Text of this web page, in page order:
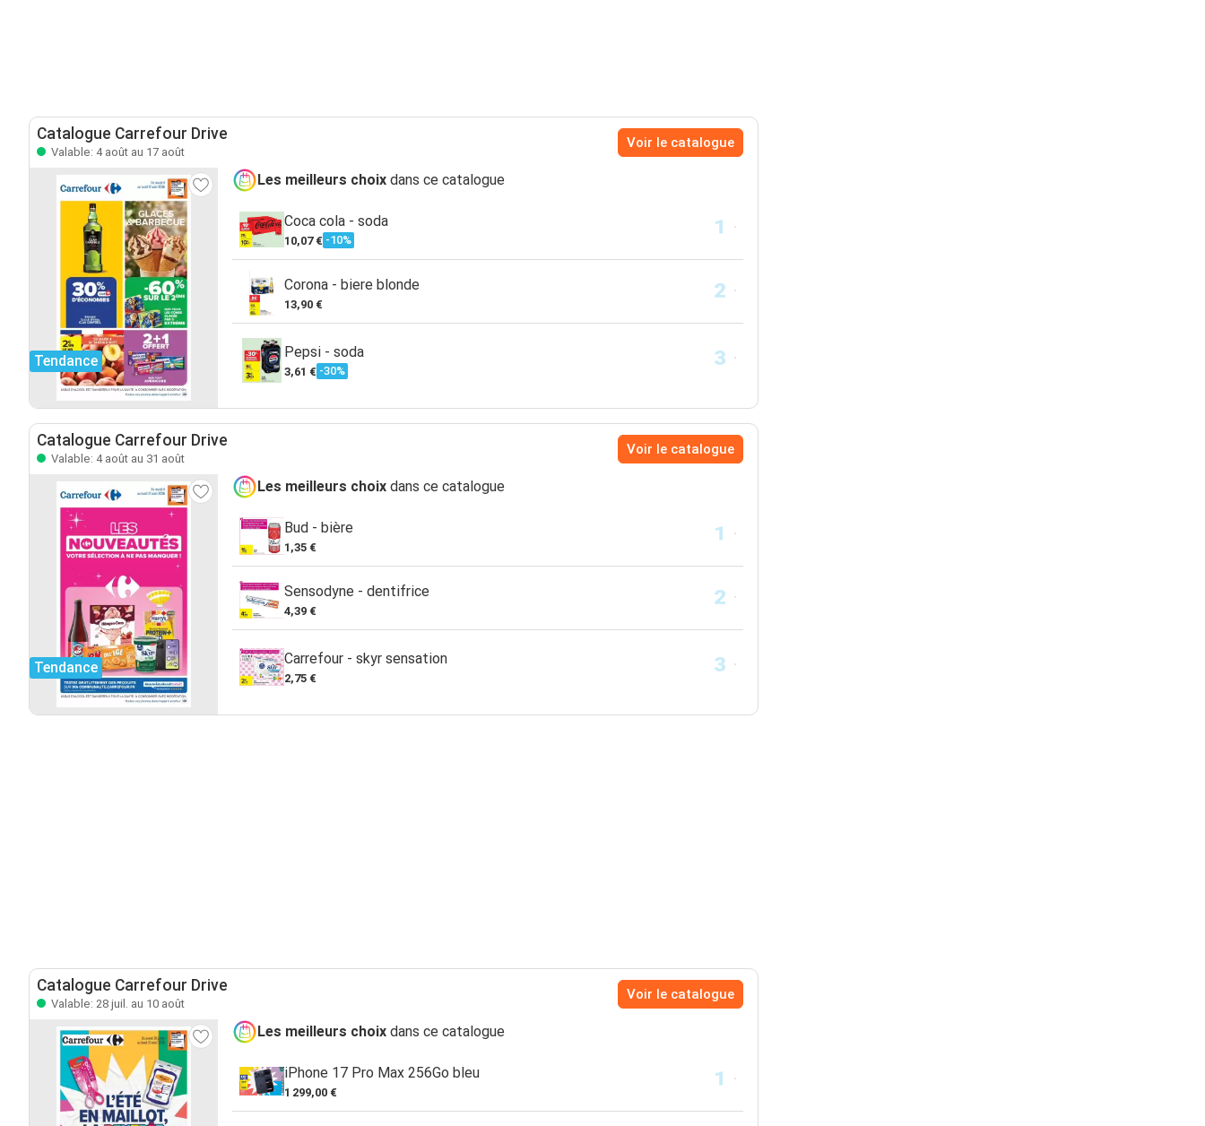
Catalogue Carrefour Drive
Valable: 4 août au 17 août
Voir le catalogue
Tendance
Les meilleurs choix dans ce catalogue
Coca cola - soda
10,07 € -10%
Corona - biere blonde
13,90 €
Pepsi - soda
3,61 € -30%
Catalogue Carrefour Drive
Valable: 4 août au 31 août
Voir le catalogue
Tendance
Les meilleurs choix dans ce catalogue
Bud - bière
1,35 €
Sensodyne - dentifrice
4,39 €
Carrefour - skyr sensation
2,75 €
Catalogue Carrefour Drive
Valable: 28 juil. au 10 août
Voir le catalogue
Les meilleurs choix dans ce catalogue
iPhone 17 Pro Max 256Go bleu
1 299,00 €